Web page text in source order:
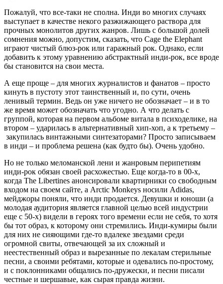
Пожалуй, что все-таки не сполна. Инди во многих случаях
выступает в качестве некого разжижающего раствора для
прочных монолитов других жанров. Лишь с большой долей
сомнения можно, допустим, сказать, что Cage the Elephant
играют чистый блюз-рок или гаражный рок. Однако, если
добавить к этому уравнению абстрактный инди-рок, все вроде
бы становится на свои места.
А еще проще – для многих журналистов и фанатов – просто
кинуть в пустоту этот таинственный и, по сути, очень
ленивый термин. Ведь он уже ничего не обозначает – и в то
же время может обозначать что угодно. А что делать с
группой, которая на первом альбоме витала в психоделике, на
втором – ударилась в альтернативный хип-хоп, а к третьему –
закупилась винтажными синтезаторами? Просто записываем
в инди – и проблема решена (как будто бы). Очень удобно.
Но не только меломанской лени и жанровым перипетиям
инди-рок обязан своей расхожестью. Еще когда-то в 00-х,
когда The Libertines анонсировали квартирники со свободным
входом на своем сайте, а Arctic Monkeys носили Adidas,
мейджоры поняли, что инди продается. Девушки и юноши (а
молодая аудитория является главной целью всей индустрии
еще с 50-х) видели в героях того времени если не себя, то хотя
бы тот образ, к которому они стремились. Инди-кумиры были
для них не сияющими где-то вдалеке звездами среди
огромной свиты, отвечающей за их сложный и
неестественный образ и вырезанные по лекалам стерильные
песни, а своими ребятами, которые и одевались по-простому,
и с поклонниками общались по-дружески, и песни писали
честные и шершавые, как сырая правда жизни.